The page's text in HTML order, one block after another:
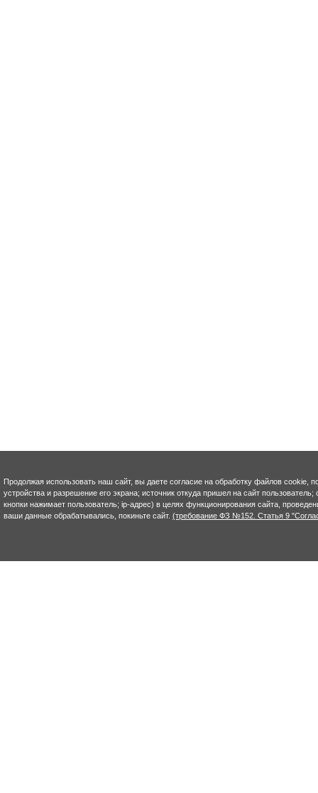
Продолжая использовать наш сайт, вы даете согласие на обработку файлов cookie,
устройства и разрешение его экрана; источник откуда пришел на сайт
кнопки нажимает пользователь; ip-адрес) в целях функционирования сайта,
ваши данные обрабатывались, покиньте сайт. (требование ФЗ №152. Статья 9